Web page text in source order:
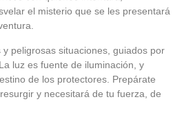
el misterio que se les presentará
peligrosas situaciones, guiados por
luz es fuente de iluminación, y
de los protectores. Prepárate
y necesitará de tu fuerza, de